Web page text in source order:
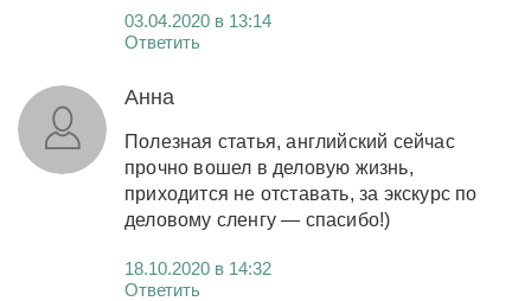
03.04.2020 в 13:14
Ответить
Анна
Полезная статья, английский сейчас
прочно вошел в деловую жизнь,
приходится не отставать, за экскурс по
деловому сленгу — спасибо!)
18.10.2020 в 14:32
Ответить